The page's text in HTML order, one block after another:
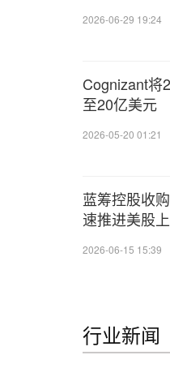
2026-06-29 19:24
Cognizant将
至20亿美元
2026-05-20 01:21
蓝筹控股收
速推进美股
2026-06-15 15:39
行业新闻